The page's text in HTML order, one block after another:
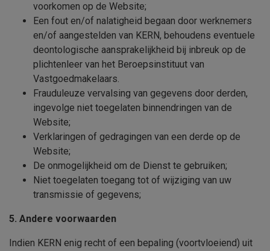
voorkomen op de Website;
Een fout en/of nalatigheid begaan door werknemers
en/of aangestelden van KERN, behoudens eventuele
deontologische aansprakelijkheid bij inbreuk op de
plichtenleer van het Beroepsinstituut van
Vastgoedmakelaars.
Frauduleuze vervalsing van gegevens door derden,
ingevolge niet toegelaten binnendringen van de
Website;
Verklaringen of gedragingen van een derde op de
Website;
De onmogelijkheid om de Dienst te gebruiken;
Niet toegelaten toegang tot of wijziging van uw
transmissie of gegevens;
5. Andere voorwaarden
Indien KERN enig recht of een bepaling (voortvloeiend) uit